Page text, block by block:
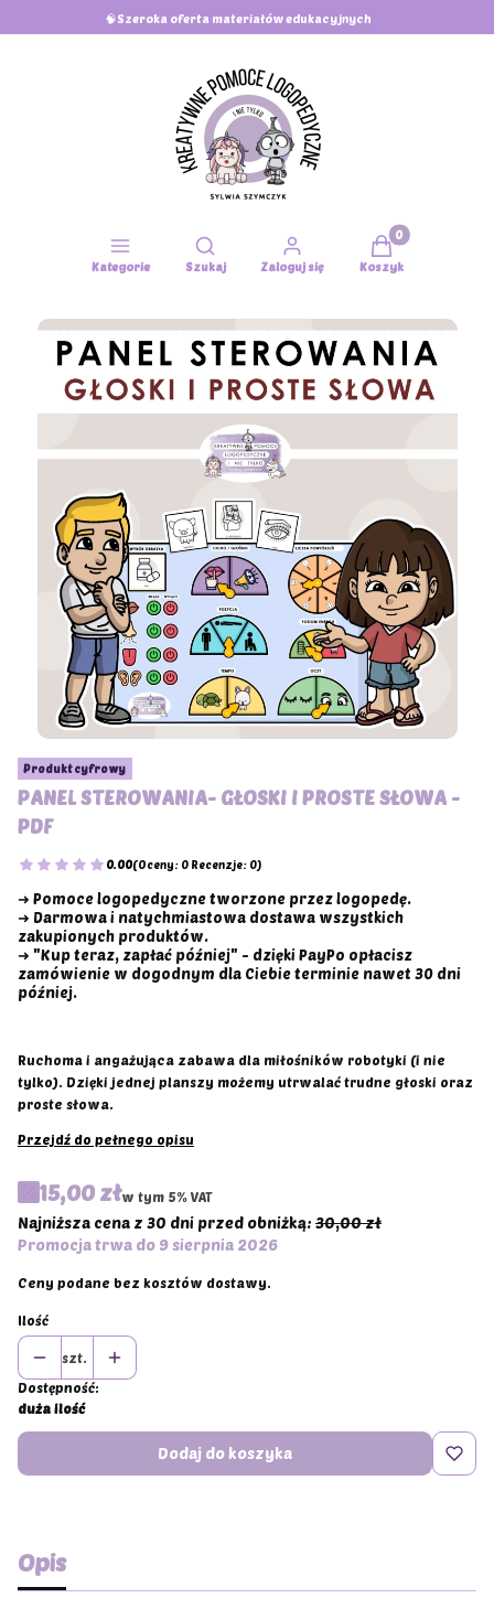
🧠Szeroka oferta materiałów edukacyjnych
Kategorie
Otwórz wyszukiwarkę
Szukaj Zaloguj się
Produkty w
Koszyk
Produkt cyfrowy
PANEL STEROWANIA- GŁOSKI I PROSTE SŁOWA -
PDF
0.00(Oceny: 0 Recenzje: 0)
➜ Pomoce logopedyczne tworzone przez logopedę.
➜ Darmowa i natychmiastowa dostawa wszystkich
zakupionych produktów.
➜ "Kup teraz, zapłać później" - dzięki PayPo opłacisz
zamówienie w dogodnym dla Ciebie terminie nawet 30 dni
później.
Ruchoma i angażująca zabawa dla miłośników robotyki (i nie
tylko). Dzięki jednej planszy możemy utrwalać trudne głoski oraz
proste słowa.
Przejdź do pełnego opisu
15,00 złw tym 5% VAT
w tym 5% VAT
Najniższa cena z 30 dni przed obniżką: 30,00 zł
Promocja trwa do 9 sierpnia 2026
Ceny podane bez kosztów dostawy.
Ilość
szt.
Dostępność:
duża ilość
Dodaj do koszyka
Opis